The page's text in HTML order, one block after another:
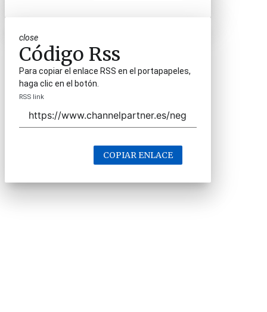
close
Código Rss
Para copiar el enlace RSS en el portapapeles,
haga clic en el botón.
RSS link
COPIAR ENLACE